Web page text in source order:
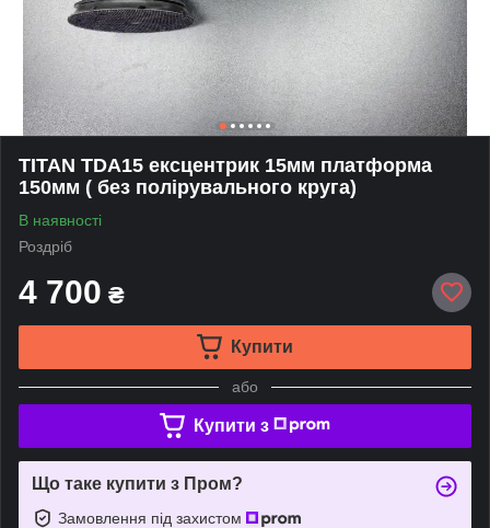
TITAN TDA15 ексцентрик 15мм платформа
150мм ( без полірувального круга)
В наявності
Роздріб
4 700 ₴
Купити
або
Купити з
Що таке купити з Пром?
Замовлення під захистом